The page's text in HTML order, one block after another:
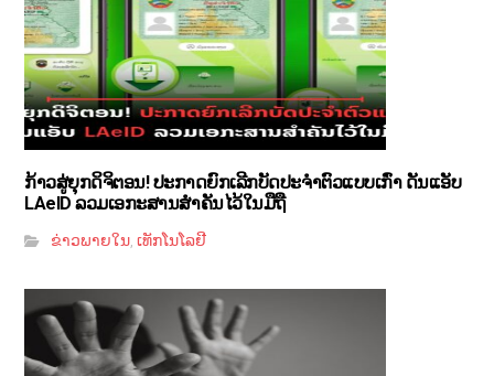
ກ້າວສູ່ຍຸກດິຈິຕອນ! ປະກາດຍົກເລີກບັດປະຈຳຕົວແບບເກົ່າ ດັນແອັບ
LAeID ລວມເອກະສານສຳຄັນໄວ້ໃນມືຖື
ຂ່າວພາຍໃນ,ເທັກໂນໂລຢີ